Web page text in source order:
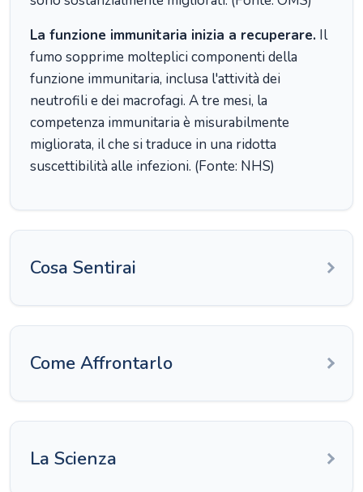
La funzione immunitaria inizia a recuperare. Il
fumo sopprime molteplici componenti della
funzione immunitaria, inclusa l'attività dei
neutrofili e dei macrofagi. A tre mesi, la
competenza immunitaria è misurabilmente
migliorata, il che si traduce in una ridotta
suscettibilità alle infezioni. (Fonte: NHS)
Cosa Sentirai
Come Affrontarlo
La Scienza